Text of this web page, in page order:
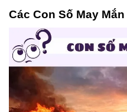
Các Con Số May